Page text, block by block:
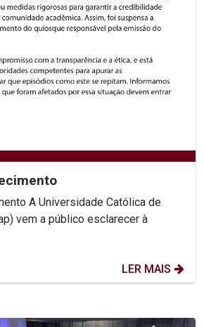
de
vem a público esclarecer à
LER MAIS